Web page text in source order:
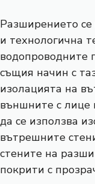
Разширението
и технологична
водопроводните
същия начин с
изолацията на
външните с лице
да се използва
вътрешните
стените на
покрити с